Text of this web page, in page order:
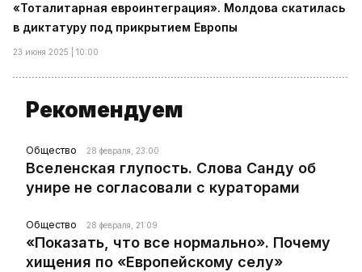
«Тоталитарная евроинтеграция». Молдова скатилась
в диктатуру под прикрытием Европы
23 июня 2025 | 10:00
Рекомендуем
Общество 28 февраля, 23:00
Вселенская глупость. Слова Санду об
унире не согласовали с кураторами
Общество 28 февраля, 21:09
«Показать, что все нормально». Почему
хищения по «Европейскому селу»